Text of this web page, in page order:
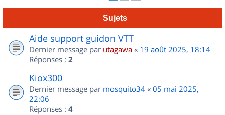
Sujets
Aide support guidon VTT
Dernier message par utagawa « 19 août 2025, 18:14
Réponses : 2
Kiox300
Dernier message par mosquito34 « 05 mai 2025,
22:06
Réponses : 4